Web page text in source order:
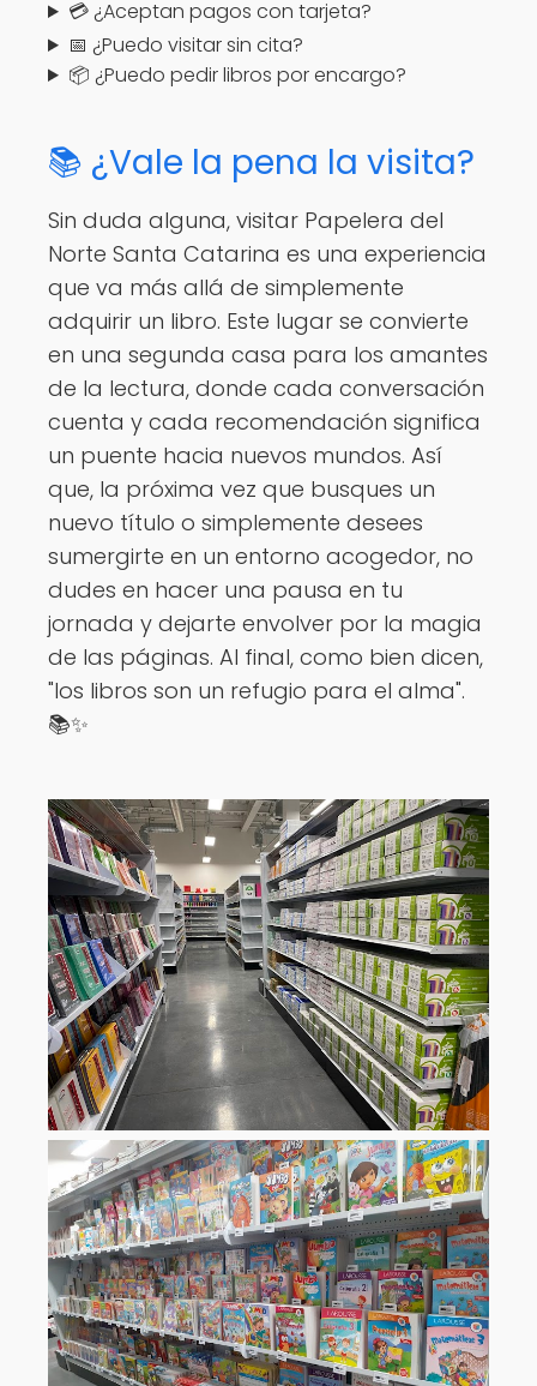
💳 ¿Aceptan pagos con tarjeta?
📅 ¿Puedo visitar sin cita?
📦 ¿Puedo pedir libros por encargo?
📚 ¿Vale la pena la visita?
Sin duda alguna, visitar Papelera del
Norte Santa Catarina es una experiencia
que va más allá de simplemente
adquirir un libro. Este lugar se convierte
en una segunda casa para los amantes
de la lectura, donde cada conversación
cuenta y cada recomendación significa
un puente hacia nuevos mundos. Así
que, la próxima vez que busques un
nuevo título o simplemente desees
sumergirte en un entorno acogedor, no
dudes en hacer una pausa en tu
jornada y dejarte envolver por la magia
de las páginas. Al final, como bien dicen,
"los libros son un refugio para el alma".
📚✨